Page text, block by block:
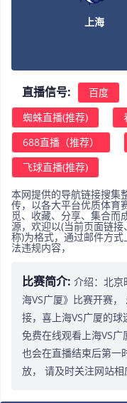
上海
直播信号: 百度
蜘蛛直播(推荐)
688直播（推荐）
飞球直播(推荐)
本网提供的导航链接搜集
传，以各大平台优质体育
觅、收藏、分享、集合而
源，欢迎以(当前页面链
称)为格式，通过邮件方
法违规内容，
比赛简介: 介绍：北京
海VS广厦》比赛开赛
接，喜上海VS广厦的
免费在线观看上海VS
也会在直播结束后第一
放， 请及时关注网站相